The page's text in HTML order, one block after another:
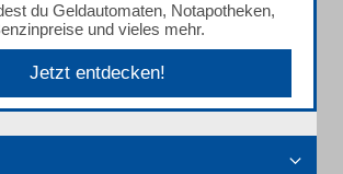
du Geldautomaten, Notapotheken,
und vieles mehr.
Jetzt entdecken!